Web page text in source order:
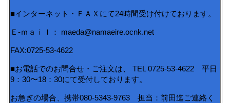
■インターネット・ＦＡＸにて24時間受け付けております。
Ｅ-ｍａｉｌ： maeda@namaeire.ocnk.net
FAX:0725-53-4622
■お電話でのお問合せ・ご注文は、 TEL 0725-53-4622 平日
9：30〜18：30にて受付しております。
お急ぎの場合、携帯080-5343-9763 担当：前田迄ご連絡く